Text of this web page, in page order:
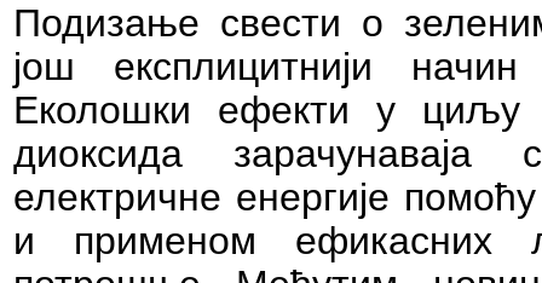
Подизање свести о
још експлицитнији
Еколошки ефекти у циљу
диоксида
електричне енергије
и применом ефикасних